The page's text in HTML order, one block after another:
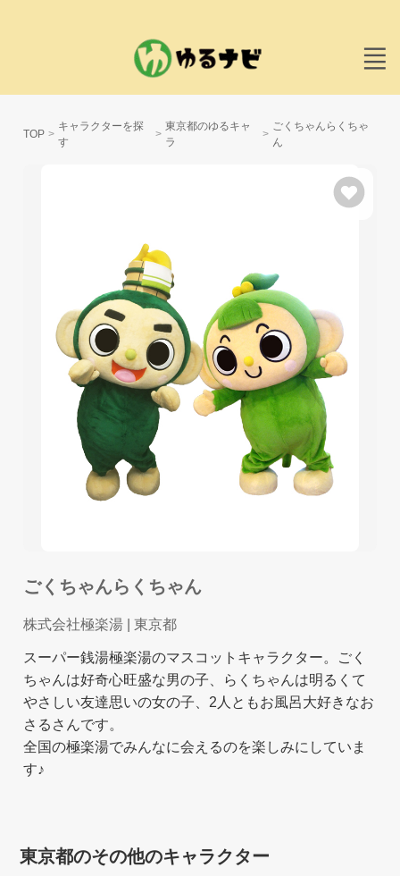
TOP
キャラクターを探
す
東京都のゆるキャ
ラ
ごくちゃんらくちゃ
ん
ごくちゃんらくちゃん
株式会社極楽湯 | 東京都
スーパー銭湯極楽湯のマスコットキャラクター。ごく
ちゃんは好奇心旺盛な男の子、らくちゃんは明るくて
やさしい友達思いの女の子、2人ともお風呂大好きなお
さるさんです。
全国の極楽湯でみんなに会えるのを楽しみにしていま
す♪
東京都のその他のキャラクター